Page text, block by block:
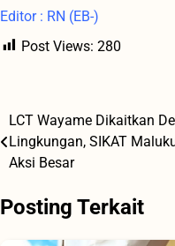
Editor : RN (EB-)
Post Views: 280
Navigasi
pos
LCT Wayame Dikaitkan
Lingkungan, SIKAT
Aksi Besar
Posting Terkait